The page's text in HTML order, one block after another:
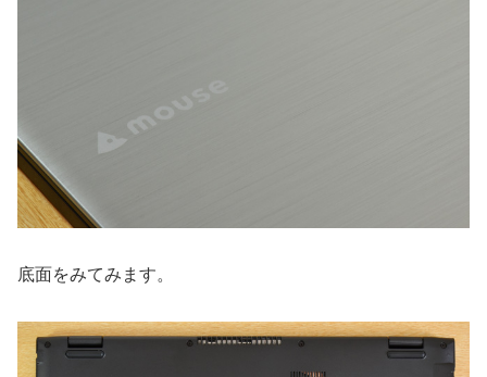
底面をみてみます。